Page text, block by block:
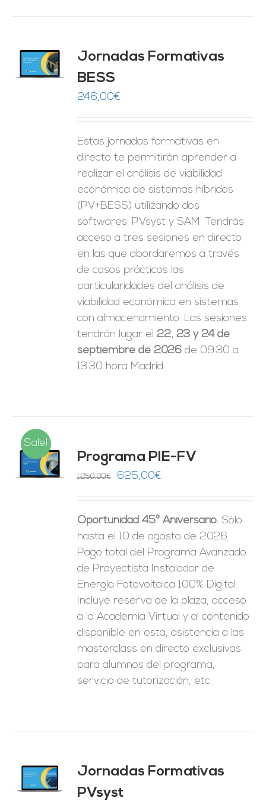
Jornadas Formativas
BESS
246,00€
Estas jornadas formativas en
directo te permitirán aprender a
realizar el análisis de viabilidad
económica de sistemas híbridos
(PV+BESS) utilizando dos
softwares: PVsyst y SAM. Tendrás
acceso a tres sesiones en directo
en las que abordaremos a través
de casos prácticos las
particularidades del análisis de
viabilidad económica en sistemas
con almacenamiento. Las sesiones
tendrán lugar el 22, 23 y 24 de
septiembre de 2026 de 09:30 a
13:30 hora Madrid.
Sale!
Programa PIE-FV
1.250,00€
El
era:
1.250,00€.
625,00€
es:
625,00€.
Oportunidad 45º Aniversario. Sólo
hasta el 10 de agosto de 2026.
Pago total del Programa Avanzado
de Proyectista Instalador de
Energía Fotovoltaica 100% Digital.
Incluye reserva de la plaza, acceso
a la Academia Virtual y al contenido
disponible en esta, asistencia a las
masterclass en directo exclusivas
para alumnos del programa,
servicio de tutorización, etc.
Jornadas Formativas
PVsyst